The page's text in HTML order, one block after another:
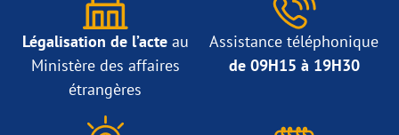
Légalisation de l’acteau
Ministère des affaires
étrangères
Assistance téléphonique
de 09H15 à 19H30